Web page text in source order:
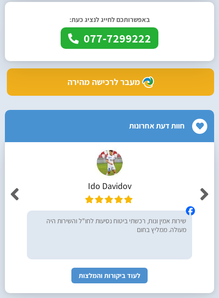
באפשרותכם לחייג לנציג כעת:
077-7299222
מעבר לרכישה מהירה
חוות דעת אחרונות
Ido Davidov
שירות אמין ונוח, רכשתי ביטוח נסיעות לחו"ל והשירות היה
מעולה. ממליץ בחום
לעוד ביקורות והמלצות